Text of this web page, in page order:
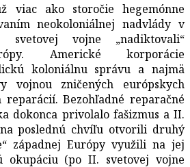
viac ako storočie hegemónne
neokoloniálnej nadvlády v
vojne „nadiktovali“
Americké korporácie
koloniálnu správu a najmä
vojnou zničených európskych
Bezohľadné reparačné
dokonca privolalo fašizmus a II.
poslednú chvíľu otvorili druhý
západnej Európy využili na jej
okupáciu (po II. svetovej vojne